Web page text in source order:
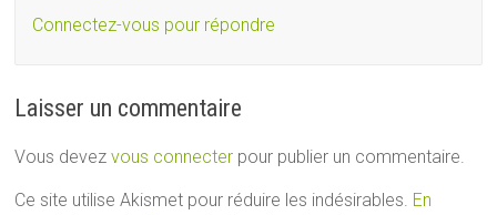
Connectez-vous pour répondre
Laisser un commentaire
Vous devezvous connecter pour publier un commentaire.
Ce site utilise Akismet pour réduire les indésirables. En